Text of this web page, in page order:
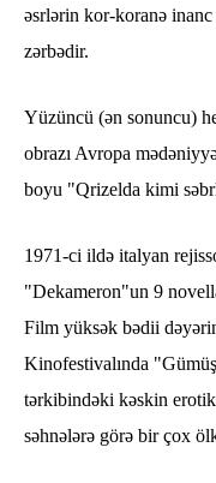
əsrlərin kor-koranə
zərbədir.
Yüzüncü (ən sonuncu)
obrazı Avropa
boyu "Qrizelda kimi
1971-ci ildə italyan
"Dekameron"un 9
Film yüksək bədii
Kinofestivalında
tərkibindəki kəskin
səhnələrə görə bir çox